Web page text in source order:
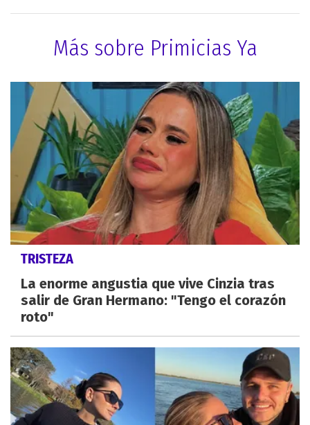
Más sobre Primicias Ya
TRISTEZA
La enorme angustia que vive Cinzia tras
salir de Gran Hermano: "Tengo el corazón
roto"